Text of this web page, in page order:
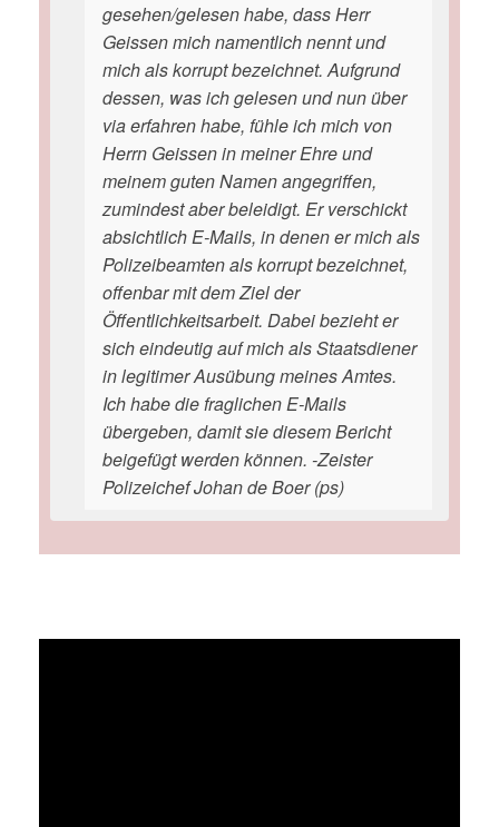
gesehen/gelesen habe, dass Herr
Geissen mich namentlich nennt und
mich als korrupt bezeichnet. Aufgrund
dessen, was ich gelesen und nun über
via erfahren habe, fühle ich mich von
Herrn Geissen in meiner Ehre und
meinem guten Namen angegriffen,
zumindest aber beleidigt. Er verschickt
absichtlich E-Mails, in denen er mich als
Polizeibeamten als korrupt bezeichnet,
offenbar mit dem Ziel der
Öffentlichkeitsarbeit. Dabei bezieht er
sich eindeutig auf mich als Staatsdiener
in legitimer Ausübung meines Amtes.
Ich habe die fraglichen E-Mails
übergeben, damit sie diesem Bericht
beigefügt werden können. -Zeister
Polizeichef Johan de Boer (ps)